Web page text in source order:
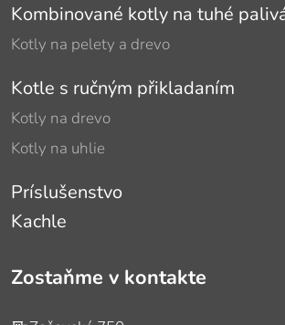
Kombinované kotly na tuhé
Kotly na pelety a drevo
Kotle s ručným přikladaním
Kotly na drevo
Kotly na uhlie
Príslušenstvo
Kachle
Zostaňme v kontakte